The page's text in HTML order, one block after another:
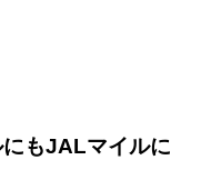
もJALマイルに